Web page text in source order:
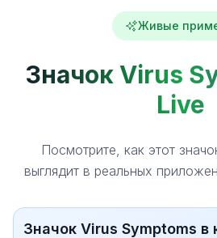
Живые
Значок Virus
Live
Посмотрите, как этот
выглядит в реальных
Значок Virus Symptoms в